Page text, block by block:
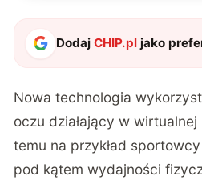
DodajCHIP.pl jako
Nowa technologia
oczu działający w
temu na przykład
pod kątem wydajności